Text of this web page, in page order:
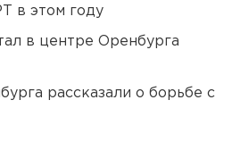
в этом году
в центре Оренбурга
рассказали о борьбе с